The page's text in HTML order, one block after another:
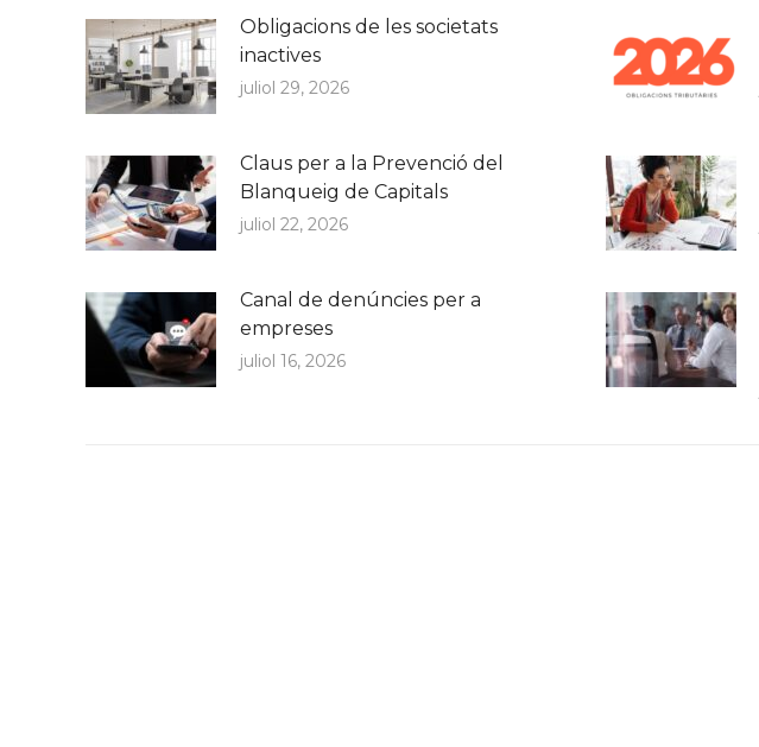
Obligacions de les societats
inactives
juliol 29, 2026
Claus per a la Prevenció del
Blanqueig de Capitals
juliol 22, 2026
Canal de denúncies per a
empreses
juliol 16, 2026